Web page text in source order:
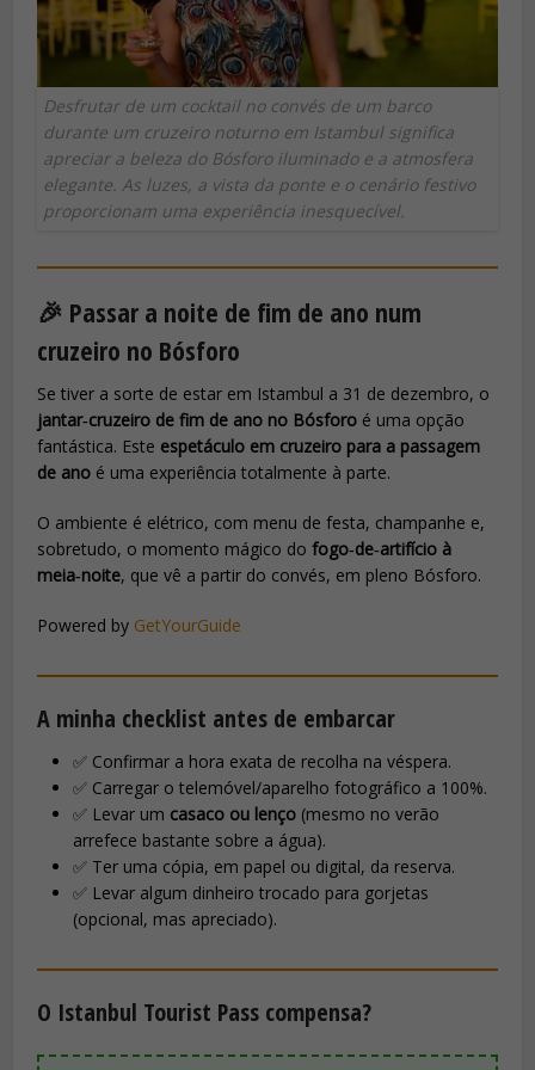
Desfrutar de um cocktail no convés de um barco
durante um cruzeiro noturno em Istambul significa
apreciar a beleza do Bósforo iluminado e a atmosfera
elegante. As luzes, a vista da ponte e o cenário festivo
proporcionam uma experiência inesquecível.
🎉 Passar a noite de fim de ano num
cruzeiro no Bósforo
Se tiver a sorte de estar em Istambul a 31 de dezembro, o
jantar‑cruzeiro de fim de ano no Bósforo é uma opção
fantástica. Este espetáculo em cruzeiro para a passagem
de ano é uma experiência totalmente à parte.
O ambiente é elétrico, com menu de festa, champanhe e,
sobretudo, o momento mágico dofogo‑de‑artifício à
meia‑noite, que vê a partir do convés, em pleno Bósforo.
Powered by GetYourGuide
A minha checklist antes de embarcar
✅ Confirmar a hora exata de recolha na véspera.
✅ Carregar o telemóvel/aparelho fotográfico a 100%.
✅ Levar um casaco ou lenço (mesmo no verão
arrefece bastante sobre a água).
✅ Ter uma cópia, em papel ou digital, da reserva.
✅ Levar algum dinheiro trocado para gorjetas
(opcional, mas apreciado).
O Istanbul Tourist Pass compensa?